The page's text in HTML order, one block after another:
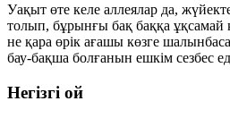
Уақыт өте келе аллеялар да,
толып, бұрынғы бақ баққа ұқсамай
не қара өрік ағашы көзге
бау-бақша болғанын ешкім сезбес
Негізгі ой